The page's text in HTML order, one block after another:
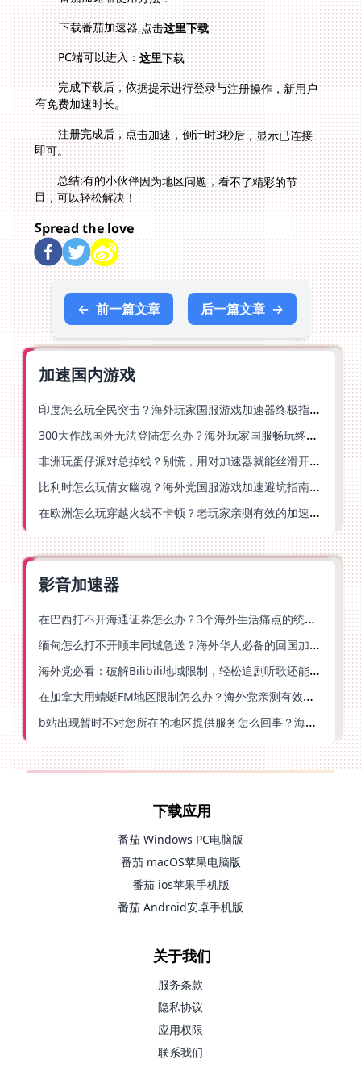
下载番茄加速器,点击这里下载
PC端可以进入：这里下载
完成下载后，依据提示进行登录与注册操作，新用户
有免费加速时长。
注册完成后，点击加速，倒计时3秒后，显示已连接
即可。
总结:有的小伙伴因为地区问题，看不了精彩的节
目，可以轻松解决！
Spread the love
← 前一篇文章 后一篇文章 →
加速国内游戏
印度怎么玩全民突击？海外玩家国服游戏加速器终极指南（附原神延迟优化+精灵之境加速器选择）
300大作战国外无法登陆怎么办？海外玩家国服畅玩终极指南（附实测推荐）
非洲玩蛋仔派对总掉线？别慌，用对加速器就能丝滑开跑！
比利时怎么玩倩女幽魂？海外党国服游戏加速避坑指南（附实测推荐）
在欧洲怎么玩穿越火线不卡顿？老玩家亲测有效的加速器选择指南
影音加速器
在巴西打不开海通证券怎么办？3个海外生活痛点的统一解决方案
缅甸怎么打不开顺丰同城急送？海外华人必备的回国加速指南（附B站会员游戏解决方案）
海外党必看：破解Bilibili地域限制，轻松追剧听歌还能流畅理财的实用指南
在加拿大用蜻蜓FM地区限制怎么办？海外党亲测有效的回国加速方案
b站出现暂时不对您所在的地区提供服务怎么回事？海外党亲测有效的回国加速方案
下载应用
番茄 Windows PC电脑版
番茄 macOS苹果电脑版
番茄 ios苹果手机版
番茄 Android安卓手机版
关于我们
服务条款
隐私协议
应用权限
联系我们